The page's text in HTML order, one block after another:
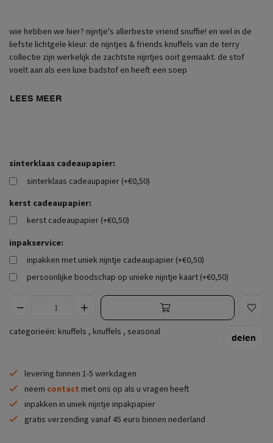
wie hebben we hier? nijntje's allerbeste vriend snuffie! en wel in de
liefste lichtgele kleur. de nijntjes & friends knuffels van de terry
collectie zijn werkelijk de zachtste nijntjes ooit gemaakt. de stof
voelt aan als een luxe badstof en heeft een soep
LEES MEER
sinterklaas cadeaupapier:
sinterklaas cadeaupapier (+€0,50)
kerst cadeaupapier:
kerst cadeaupapier (+€0,50)
inpakservice:
inpakken met uniek nijntje cadeaupapier (+€0,50)
persoonlijke boodschap op unieke nijntje kaart (+€0,50)
categorieën: knuffels , knuffels , seasonal
delen
levering binnen 1-5 werkdagen
neem contact met ons op als u vragen heeft
inpakken in uniek nijntje inpakpapier
gratis verzending vanaf 45 euro binnen nederland